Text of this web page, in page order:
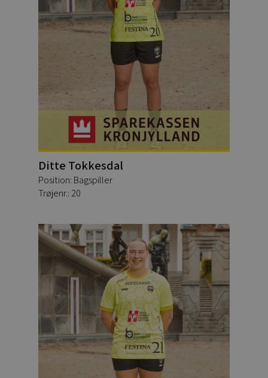
Ditte Tokkesdal
Position: Bagspiller
Trøjenr.: 20